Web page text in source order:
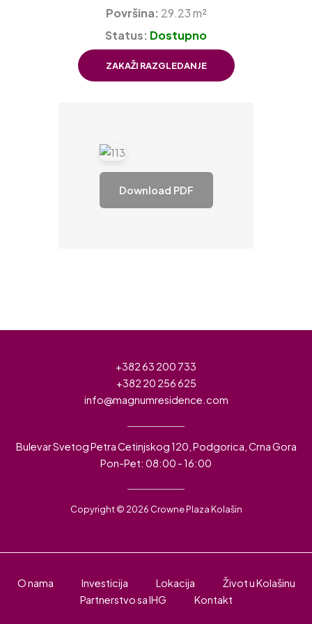
Površina: 29.23 m²
Status: Dostupno
ZAKAŽI RAZGLEDANJE
Download PDF
+382 63 200 733
+382 20 256 625
info@magnumresidence.com
Bulevar Svetog Petra Cetinjskog 120, Podgorica, Crna Gora
Pon-Pet: 08:00 - 16:00
Copyright © 2026 Crowne Plaza Kolašin
O nama Investicija Lokacija
Život u Kolašinu
Partnerstvo sa IHG
Kontakt